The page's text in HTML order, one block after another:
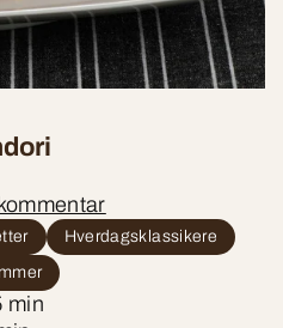
Hverdagsklassikere
min